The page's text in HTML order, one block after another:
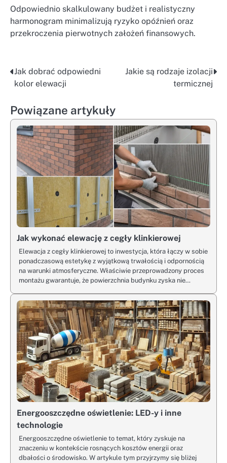
Odpowiednio skalkulowany budżet i realistyczny
harmonogram minimalizują ryzyko opóźnień oraz
przekroczenia pierwotnych założeń finansowych.
Nawigacja
Jak dobrać odpowiedni
kolor elewacji
Jakie są rodzaje izolacji
termicznej
Powiązane artykuły
Jak wykonać elewację z cegły klinkierowej
Elewacja z cegły klinkierowej to inwestycja, która łączy w sobie
ponadczasową estetykę z wyjątkową trwałością i odpornością
na warunki atmosferyczne. Właściwie przeprowadzony proces
montażu gwarantuje, że powierzchnia budynku zyska nie…
Energooszczędne oświetlenie: LED-y i inne
technologie
Energooszczędne oświetlenie to temat, który zyskuje na
znaczeniu w kontekście rosnących kosztów energii oraz
dbałości o środowisko. W artykule tym przyjrzymy się bliżej